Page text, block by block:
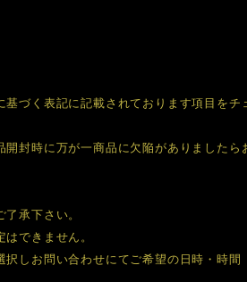
づく表記に記載されております項目をチ
封時に万が一商品に欠陥がありました
承下さい。
できません。
しお問い合わせにてご希望の日時・時間